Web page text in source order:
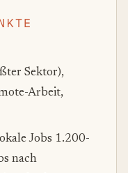
Sektor),
Arbeit,
Jobs 1.200-
nach